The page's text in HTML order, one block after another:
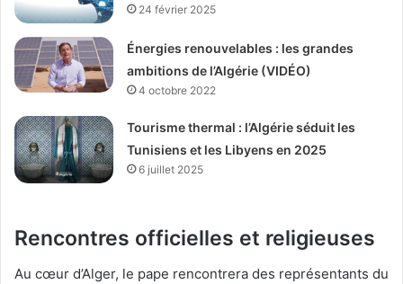
24 février 2025
Énergies renouvelables : les grandes
ambitions de l’Algérie (VIDÉO)
4 octobre 2022
Tourisme thermal : l’Algérie séduit les
Tunisiens et les Libyens en 2025
6 juillet 2025
Rencontres officielles et religieuses
Au cœur d’Alger, le pape rencontrera des représentants du